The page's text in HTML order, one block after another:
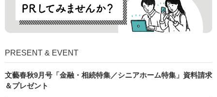
PRESENT & EVENT
文藝春秋9月号「金融・相続特集／シニアホーム特集」資料請求
＆プレゼント